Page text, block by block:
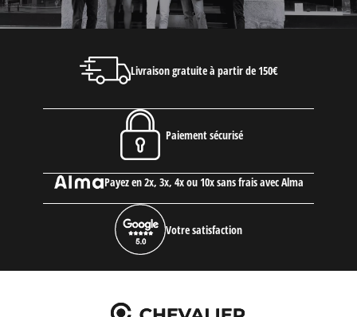
Livraison gratuite à partir de 150€
Paiement sécurisé
Payez en 2x, 3x, 4x ou 10x sans frais avec Alma
Votre satisfaction